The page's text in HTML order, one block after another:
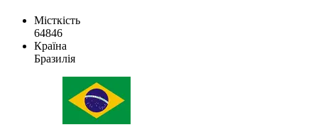
Місткість
64846
Країна
Бразилія